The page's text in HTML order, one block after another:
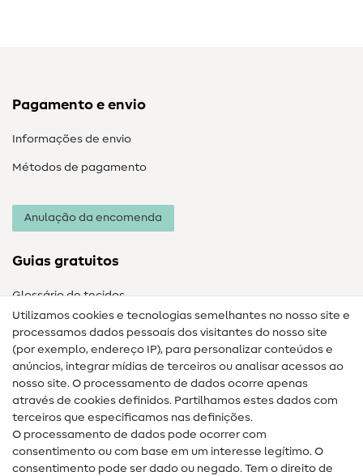
Pagamento e envio
Informações de envio
Métodos de pagamento
Anulação da encomenda
Guias gratuitos
Glossário de tecidos
Guias de costura
Ajuda e contacto
Contacto
Mudança de proprietário
Utilizamos cookies e tecnologias semelhantes no nosso site e
processamos dados pessoais dos visitantes do nosso site
(por exemplo, endereço IP), para personalizar conteúdos e
anúncios, integrar mídias de terceiros ou analisar acessos ao
nosso site. O processamento de dados ocorre apenas
através de cookies definidos. Partilhamos estes dados com
terceiros que especificamos nas definições.
O processamento de dados pode ocorrer com
consentimento ou com base em um interesse legítimo. O
consentimento pode ser dado ou negado. Tem o direito de